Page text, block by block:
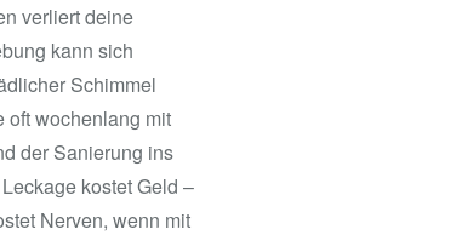
verliert deine
kann sich
Schimmel
oft wochenlang mit
der Sanierung ins
kostet Geld –
Nerven, wenn mit